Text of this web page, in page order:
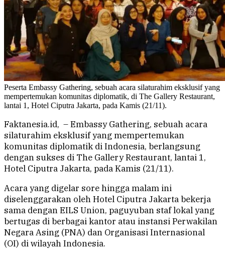
Peserta Embassy Gathering, sebuah acara silaturahim eksklusif yang
mempertemukan komunitas diplomatik, di The Gallery Restaurant,
lantai 1, Hotel Ciputra Jakarta, pada Kamis (21/11).
Faktanesia.id, – Embassy Gathering, sebuah acara
silaturahim eksklusif yang mempertemukan
komunitas diplomatik di Indonesia, berlangsung
dengan sukses di The Gallery Restaurant, lantai 1,
Hotel Ciputra Jakarta, pada Kamis (21/11).
Acara yang digelar sore hingga malam ini
diselenggarakan oleh Hotel Ciputra Jakarta bekerja
sama dengan EILS Union, paguyuban staf lokal yang
bertugas di berbagai kantor atau instansi Perwakilan
Negara Asing (PNA) dan Organisasi Internasional
(OI) di wilayah Indonesia.